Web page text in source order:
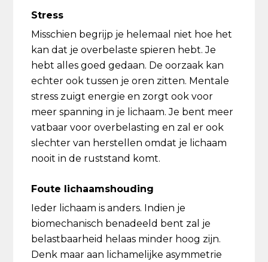
Stress
Misschien begrijp je helemaal niet hoe het
kan dat je overbelaste spieren hebt. Je
hebt alles goed gedaan. De oorzaak kan
echter ook tussen je oren zitten. Mentale
stress zuigt energie en zorgt ook voor
meer spanning in je lichaam. Je bent meer
vatbaar voor overbelasting en zal er ook
slechter van herstellen omdat je lichaam
nooit in de ruststand komt.
Foute lichaamshouding
Ieder lichaam is anders. Indien je
biomechanisch benadeeld bent zal je
belastbaarheid helaas minder hoog zijn.
Denk maar aan lichamelijke asymmetrie